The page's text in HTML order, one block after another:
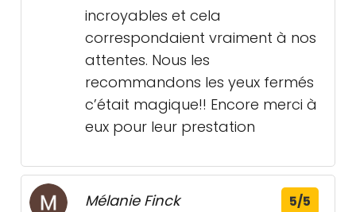
incroyables et cela
correspondaient vraiment à nos
attentes. Nous les
recommandons les yeux fermés
c’était magique!! Encore merci à
eux pour leur prestation
Mélanie Finck 5/5